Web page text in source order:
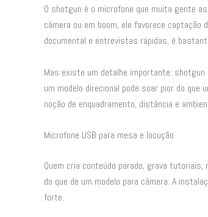
O shotgun é o microfone que muita gente
câmera ou em boom, ele favorece
documental e entrevistas rápidas, é
Mas existe um detalhe importante:
um modelo direcional pode soar pior do que
noção de enquadramento, distância e
Microfone USB para mesa e locução
Quem cria conteúdo parado, grava
do que de um modelo para câmera. A
forte.